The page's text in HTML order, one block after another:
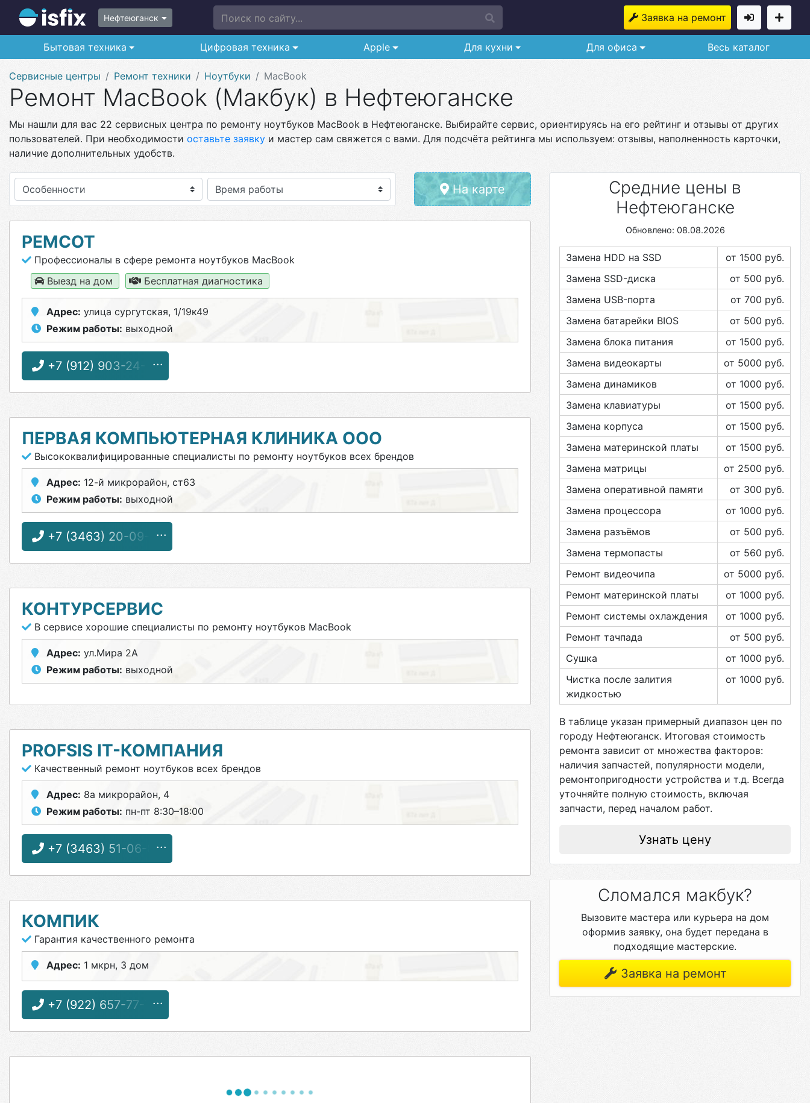
Нефтеюганск Поиск по сайту... Заявка на ремонт
Бытовая техника Цифровая техника Apple Для кухни Для офиса Весь каталог
Сервисные центры Ремонт техники Ноутбуки MacBook
Ремонт MacBook (Макбук) в Нефтеюганске
Мы нашли для вас 22 сервисных центра по ремонту ноутбуков MacBook в Нефтеюганске. Выбирайте сервис, ориентируясь на его рейтинг и отзывы от других
пользователей. При необходимости оставьте заявку и мастер сам свяжется с вами. Для подсчёта рейтинга мы используем: отзывы, наполненность карточки,
наличие дополнительных удобств.
Особенности На карте
РЕМСОТ
Профессионалы в сфере ремонта ноутбуков MacBook
Выезд на дом
Бесплатная диагностика
Адрес: улица сургутская, 1/19к49
Режим работы: выходной
+7 (912) 903-24-15
ПЕРВАЯ КОМПЬЮТЕРНАЯ КЛИНИКА ООО
Высококвалифицированные специалисты по ремонту ноутбуков всех брендов
Адрес: 12-й микрорайон, ст63
Режим работы: выходной
+7 (3463) 20-09-19
КОНТУРСЕРВИС
В сервисе хорошие специалисты по ремонту ноутбуков MacBook
Адрес: ул.Мира 2А
Режим работы: выходной
PROFSIS IT-КОМПАНИЯ
Качественный ремонт ноутбуков всех брендов
Адрес: 8а микрорайон, 4
Режим работы: пн-пт 8:30–18:00
+7 (3463) 51-06-80
КОМПИК
Гарантия качественного ремонта
Адрес: 1 мкрн, 3 дом
+7 (922) 657-77-79
Средние цены в
Нефтеюганске
Обновлено: 08.08.2026
Замена HDD на SSD от 1500 руб.
Замена SSD-диска
от 500 руб.
Замена USB-порта
от 700 руб.
Замена батарейки BIOS
от 500 руб.
Замена блока питания
от 1500 руб.
Замена видеокарты
от 5000 руб.
Замена динамиков
от 1000 руб.
Замена клавиатуры
от 1500 руб.
Замена корпуса
от 1500 руб.
Замена материнской платы
от 1500 руб.
Замена матрицы
от 2500 руб.
Замена оперативной памяти
от 300 руб.
Замена процессора
от 1000 руб.
Замена разъёмов
от 500 руб.
Замена термопасты
от 560 руб.
Ремонт видеочипа
от 5000 руб.
Ремонт материнской платы
от 1000 руб.
Ремонт системы охлаждения
от 1000 руб.
Ремонт тачпада
от 500 руб.
Сушка
от 1000 руб.
Чистка после залития
жидкостью
от 1000 руб.
В таблице указан примерный диапазон цен по
городу Нефтеюганск. Итоговая стоимость
ремонта зависит от множества факторов:
наличия запчастей, популярности модели,
ремонтопригодности устройства и т.д. Всегда
уточняйте полную стоимость, включая
запчасти, перед началом работ.
Узнать цену
Сломался макбук?
Вызовите мастера или курьера на дом
оформив заявку, она будет передана в
подходящие мастерские.
Заявка на ремонт